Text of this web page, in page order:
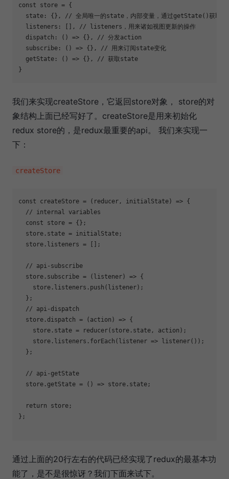
const store = {
state : {},
// 全局唯一的state，内部变量，通过getState()获取
  listeners: [],
// listeners，用来诸如视图更新的操作
  dispatch:
() => {},
// 分发action
  subscribe:
() => {},
// 用来订阅state变化
  getState:
() => {},
// 获取state
我们来实现createStore，它返回store对象， store的对
象结构上面已经写好了。createStore是用来初始化
redux store的，是redux最重要的api。 我们来实现一
下：
createStore
const createStore = ( reducer, initialState) => {
// internal variables
const store = {};
  store.state = initialState;
  store.listeners = [];
// api-subscribe
  store.subscribe =
( listener) => {
    store.listeners.push(listener);
  };
// api-dispatch
  store.dispatch =
( action ) => {
    store.state = reducer(store.state, action);
    store.listeners.forEach(
listener => listener());
  };
// api-getState
  store.getState =
() => store.state;
return store;
};
通过上面的20行左右的代码已经实现了redux的最基本功
能了，是不是很惊讶？我们下面来试下。